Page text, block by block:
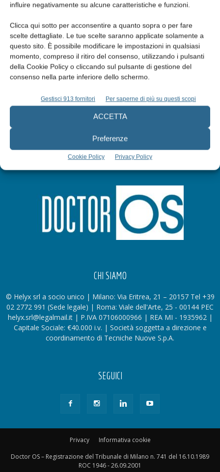
influire negativamente su alcune caratteristiche e funzioni.
Clicca qui sotto per acconsentire a quanto sopra o per fare
scelte dettagliate. Le tue scelte saranno applicate solamente a
questo sito. È possibile modificare le impostazioni in qualsiasi
momento, compreso il ritiro del consenso, utilizzando i pulsanti
della Cookie Policy o cliccando sul pulsante di gestione del
consenso nella parte inferiore dello schermo.
Gestisci 913 fornitori Per saperne di più su questi scopi
ACCETTA
Preferenze
Cookie Policy Privacy Policy
Edicola web
Abbonati
Iscriviti alla newsletter
CHI SIAMO
© Helyx srl a socio unico | Milano: Via Eritrea, 21 – 20157 Tel +39
02 2772 991 (Sede legale) | Roma: Viale dell'Arte, 25 - 00144 PEC
helyx.srl@legalmail.it | P.IVA 07106000966 | REA MI - 1935962 |
Capitale Sociale: €40.000 i.v. | Società soggetta a direzione e
coordinamento di Tecniche Nuove S.p.A.
SEGUICI
Privacy
Informativa cookie
Doctor OS – Registrazione del Tribunale di Milano n. 741 del 16.10.1989
ROC 1946 - 26.09.2001